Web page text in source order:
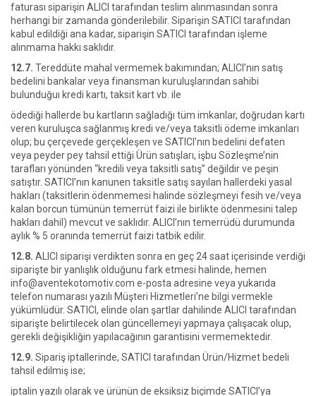
faturası siparişin ALICI tarafından teslim alınmasından sonra
herhangi bir zamanda gönderilebilir. Siparişin SATICI tarafından
kabul edildiği ana kadar, siparişin SATICI tarafından işleme
alınmama hakkı saklıdır.
12.7. Tereddüte mahal vermemek bakımından; ALICI’nın satış
bedelini bankalar veya finansman kuruluşlarından sahibi
bulunduğuı kredi kartı, taksit kart vb. ile
ödediği hallerde bu kartların sağladığı tüm imkanlar, doğrudan kartı
veren kuruluşca sağlanmış kredi ve/veya taksitli ödeme imkanları
olup; bu çerçevede gerçekleşen ve SATICI’nın bedelini defaten
veya peyder pey tahsil ettiği Ürün satışları, işbu Sözleşme’nin
tarafları yönünden “kredili veya taksitli satış” değildir ve peşin
satıştır. SATICI’nın kanunen taksitle satış sayılan hallerdeki yasal
hakları (taksitlerin ödenmemesi halinde sözleşmeyi fesih ve/veya
kalan borcun tümünün temerrüt faizi ile birlikte ödenmesini talep
hakları dahil) mevcut ve saklıdır. ALICI’nın temerrüdü durumunda
aylık % 5 oranında temerrüt faizi tatbik edilir.
12.8. ALICI siparişi verdikten sonra en geç 24 saat içerisinde verdiği
siparişte bir yanlışlık olduğunu fark etmesi halinde, hemen
info@aventekotomotiv.com e-posta adresine veya yukarıda
telefon numarası yazılı Müşteri Hizmetleri’ne bilgi vermekle
yükümlüdür. SATICI, elinde olan şartlar dahilinde ALICI tarafından
siparişte belirtilecek olan güncellemeyi yapmaya çalışacak olup,
gerekli değişikliğin yapılacağının garantisini vermemektedir.
12.9. Sipariş iptallerinde, SATICI tarafından Ürün/Hizmet bedeli
tahsil edilmiş ise;
iptalin yazılı olarak ve ürünün de eksiksiz biçimde SATICI’ya